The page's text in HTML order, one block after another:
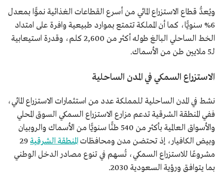
ويُعدُّ قطاع الاستزراع المائي من أسرع القطاعات الغذائية نموًّا بمعدل
6% سنويًّا، كما أن المملكة تتمتع بموارد طبيعية وافرة على امتداد
الخط الساحلي البالغ طوله أكثر من 2,600 كلم، وقدرة استيعابية
لـ5 ملايين طن من الأسماك.
الاستزراع السمكي في المدن الساحلية
نشط في المدن الساحلية للمملكة عدد من استثمارات الاستزراع المائي،
ففي المنطقة الشرقية تدعم مزارع الاستزراع السمكي السوق المحلي
والأسواق العالمية بأكثر من 540 طنًّا سنويًّا من الأسماك والروبيان
وبيض الكافيار، إذ تحتضن مدن ومحافظاتالمنطقة الشرقية 29
مشروعًا للاستزراع السمكي، تُسهم في تنوع مصادر الدخل الوطني
بما يتوافق ورؤية السعودية 2030.